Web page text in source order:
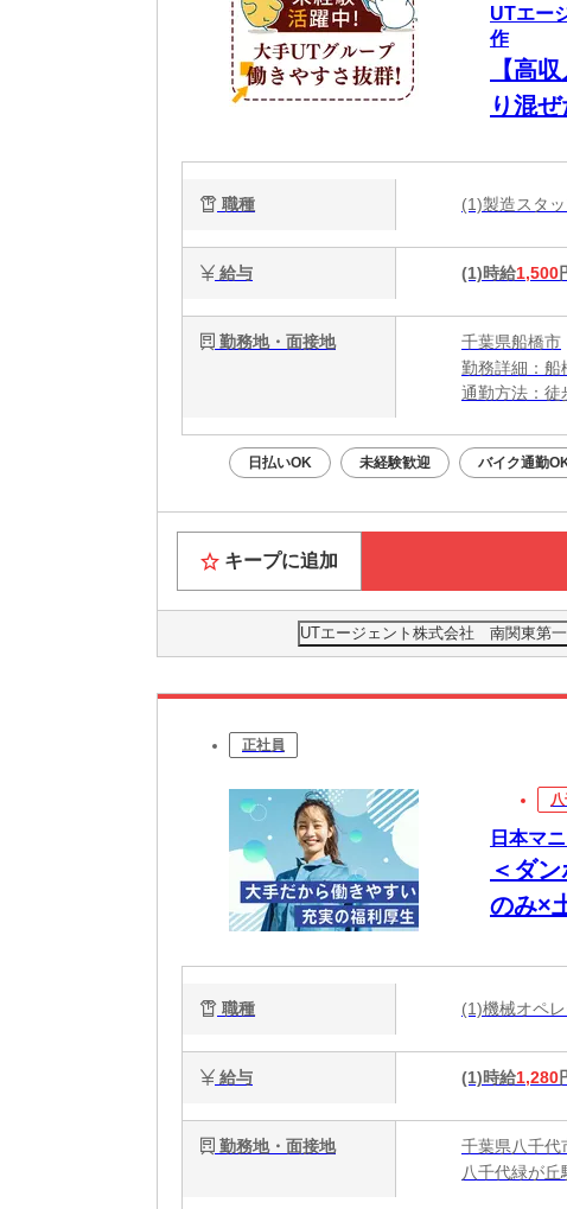
UTエー
作
【高
り混
職種 (1)製造スタ
給与 (1)時給1,500
勤務地・面接地
千葉県船橋市
勤務詳細：船
通勤方法：徒
日払いOK 未経験歓迎 バイク通勤
キープに追加
UTエージェント株式会社 南関東第
正社員
日本マ
＜ダ
のみ×
職種 (1)機械オペ
給与 (1)時給1,280
勤務地・面接地
千葉県八千
八千代緑が